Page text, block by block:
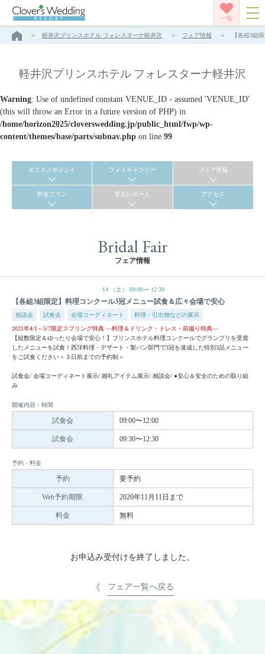
一覧
軽井沢プリンスホテル フォレスターナ軽井沢 フェア情報 【各組3組
軽井沢プリンスホテル フォレスターナ軽井沢
Warning: Use of undefined constant VENUE_ID - assumed 'VENUE_ID'
(this will throw an Error in a future version of PHP) in
/home/horizon2025/cloverswedding.jp/public_html/fwp/wp-
content/themes/base/parts/subnav.php on line 99
オススメポイント フォトギャラリー フェア情報
料金プラン 挙式レポート アクセス
Bridal Fair
フェア情報
14 （土） 09:00 12:30
【各組3組限定】料理コンクール3冠メニュー試食＆広々会場で安心
相談会 試食会 会場コーディネート 料理・引出物などの展示
2021年4/1～5/7限定スプリング特典 —料理＆ドリンク・ドレス・前撮り特典—
【組数限定＆ゆったり会場で安心！】プリンスホテル料理コンクールでグランプリを受賞
したメニューを試食！西洋料理・デザート・製パン部門で3冠を達成した特別3品メニュー
をご試食ください＜３日前までの予約制＞
試食会/ 会場コーディネート展示/ 婚礼アイテム展示/ 相談会/ ●安心＆安全のための取り組
み
開催内容・時間
試食会 09:00〜12:00
試食会 09:30〜12:30
予約・料金
予約 要予約
Web予約期限 2020年11月11日まで
料金 無料
お申込み受付けを終了しました。
フェア一覧へ戻る